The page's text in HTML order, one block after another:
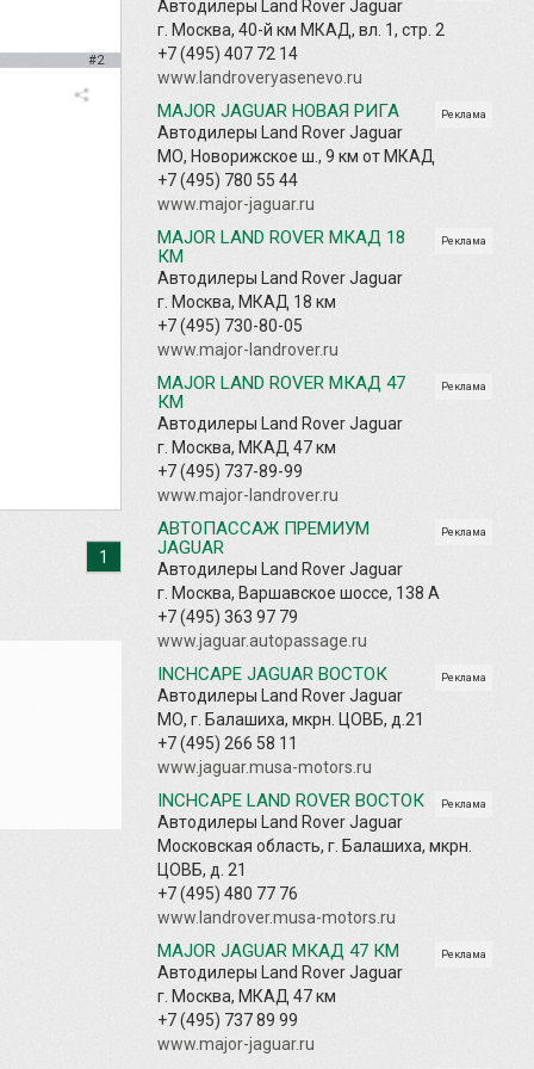
#2
1
Автодилеры Land Rover Jaguar
г. Москва, 40-й км МКАД, вл. 1, стр. 2
+7 (495) 407 72 14
www.landroveryasenevo.ru
Реклама
MAJOR JAGUAR НОВАЯ РИГА
Автодилеры Land Rover Jaguar
МО, Новорижское ш., 9 км от МКАД
+7 (495) 780 55 44
www.major-jaguar.ru
Реклама
MAJOR LAND ROVER МКАД 18
КМ
Автодилеры Land Rover Jaguar
г. Москва, МКАД 18 км
+7 (495) 730-80-05
www.major-landrover.ru
Реклама
MAJOR LAND ROVER МКАД 47
КМ
Автодилеры Land Rover Jaguar
г. Москва, МКАД 47 км
+7 (495) 737-89-99
www.major-landrover.ru
Реклама
АВТОПАССАЖ ПРЕМИУМ
JAGUAR
Автодилеры Land Rover Jaguar
г. Москва, Варшавское шоссе, 138 А
+7 (495) 363 97 79
www.jaguar.autopassage.ru
Реклама
INCHCAPE JAGUAR ВОСТОК
Автодилеры Land Rover Jaguar
МО, г. Балашиха, мкрн. ЦОВБ, д.21
+7 (495) 266 58 11
www.jaguar.musa-motors.ru
Реклама
INCHCAPE LAND ROVER ВОСТОК
Автодилеры Land Rover Jaguar
Московская область, г. Балашиха, мкрн.
ЦОВБ, д. 21
+7 (495) 480 77 76
www.landrover.musa-motors.ru
Реклама
MAJOR JAGUAR МКАД 47 КМ
Автодилеры Land Rover Jaguar
г. Москва, МКАД 47 км
+7 (495) 737 89 99
www.major-jaguar.ru